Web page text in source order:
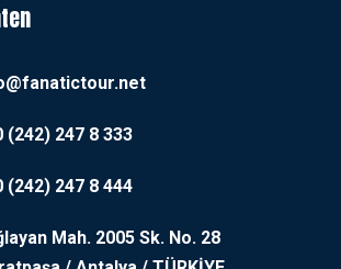
(242) 247 8 333
(242) 247 8 444
Mah. 2005 Sk. No. 28